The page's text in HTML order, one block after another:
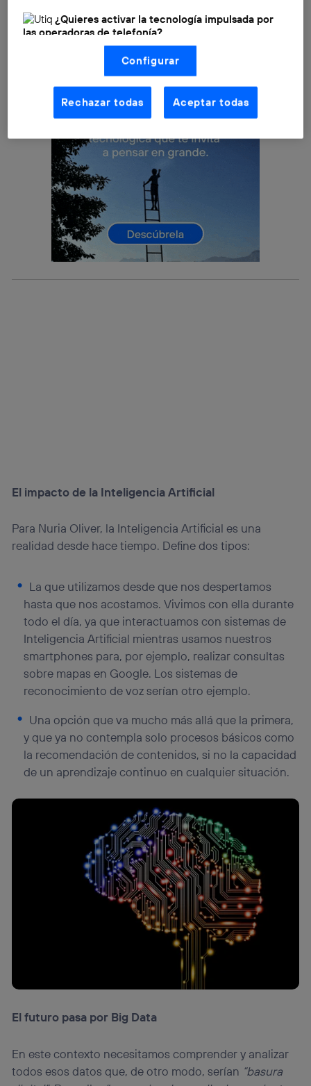
El impacto de la Inteligencia Artificial
Para Nuria Oliver, la Inteligencia Artificial es una
realidad desde hace tiempo. Define dos tipos:
La que utilizamos desde que nos despertamos
hasta que nos acostamos. Vivimos con ella durante
todo el día, ya que interactuamos con sistemas de
Inteligencia Artificial mientras usamos nuestros
smartphones para, por ejemplo, realizar consultas
sobre mapas en Google. Los sistemas de
reconocimiento de voz serían otro ejemplo.
Una opción que va mucho más allá que la primera,
y que ya no contempla solo procesos básicos como
la recomendación de contenidos, si no la capacidad
de un aprendizaje continuo en cualquier situación.
El futuro pasa por Big Data
En este contexto necesitamos comprender y analizar
todos esos datos que, de otro modo, serían “basura
¿Quieres activar la tecnología impulsada por
las operadoras de telefonía?
Nosotros, Telefónica S.A., utilizamos la tecnología Utiq para
realizar nuestras acciones de marketing digital o análisis
(como se describe en este aviso de consentimiento)
basadas en tu navegación en nuestra(s) web(s)
aquí(solo cuando utilizas una conexión a
internet habilitada , proporcionada por una de las
operadoras de telefonía participantes, y otorgas tu
La tecnología Utiq está diseñada con la privacidad como
prioridad ofreciéndote elección y control.
La tecnología utiliza un identificador cifrado creado por tu
operadora de telefonía
, utilizando tu dirección IP y otra
información de la cuenta de cliente de
telecomunicaciones vinculada a la conexión que utilizas
(p. ej., número de teléfono móvil).
Este identificador se asigna a la conexión de internet, por
consienta el uso de la tecnología recibirá el mismo
Configurar
Rechazar todas Aceptar todas